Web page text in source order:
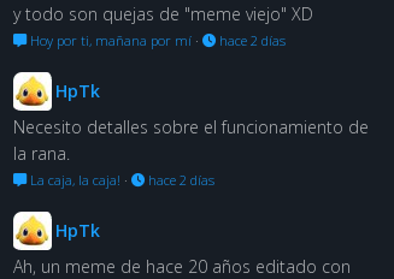
y todo son quejas de "meme viejo" XD
Hoy por ti, mañana por mí · hace 2 días
HpTk
Necesito detalles sobre el funcionamiento de
la rana.
La caja, la caja! · hace 2 días
HpTk
Ah, un meme de hace 20 años editado con